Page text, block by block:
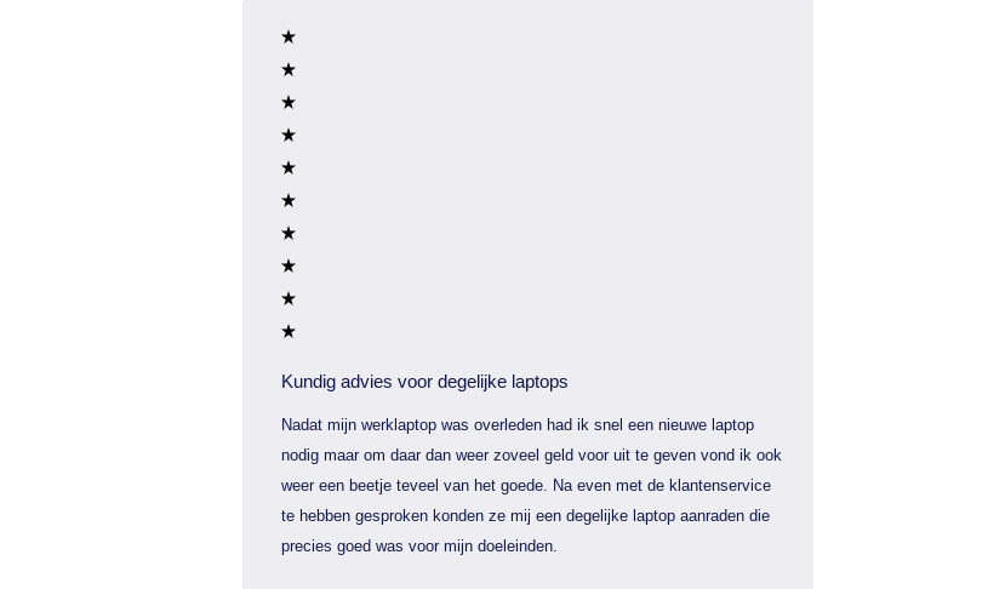
Kundig advies voor degelijke laptops
Nadat mijn werklaptop was overleden had ik snel een nieuwe laptop
nodig maar om daar dan weer zoveel geld voor uit te geven vond ik ook
weer een beetje teveel van het goede. Na even met de klantenservice
te hebben gesproken konden ze mij een degelijke laptop aanraden die
precies goed was voor mijn doeleinden.